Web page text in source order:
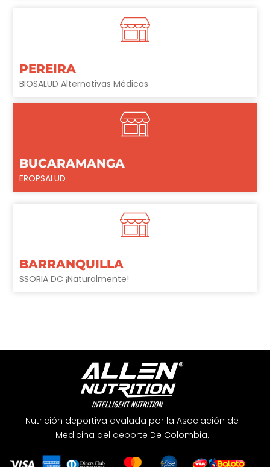
PEREIRA
BIOSALUD Alternativas Médicas
BUCARAMANGA
EROPSALUD
BARRANQUILLA
SSORIA DC ¡Naturalmente!
Nutrición deportiva avalada por la Asociación de
Medicina del deporte De Colombia.